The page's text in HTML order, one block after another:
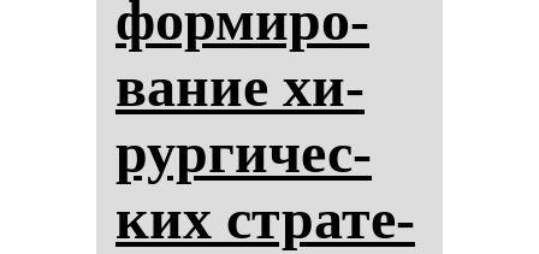
фор­ми­ро­
ва­ние хи­
рур­ги­чес­
ких стра­те­